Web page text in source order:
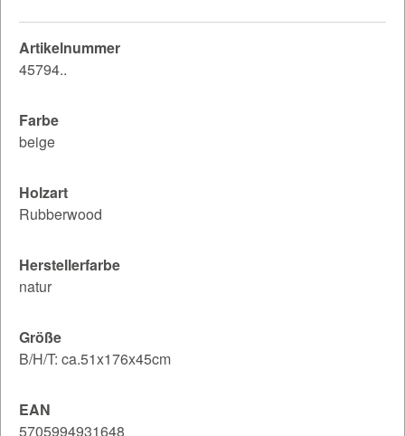
Artikelnummer
45794..
Farbe
beige
Holzart
Rubberwood
Herstellerfarbe
natur
Größe
B/H/T: ca.51x176x45cm
EAN
5705994931648